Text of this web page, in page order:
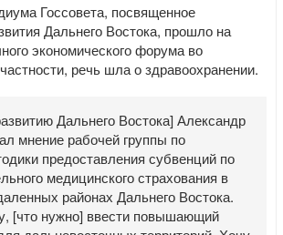
Госсовета, посвященное
Дальнего Востока, прошло на
экономического форума во
речь шла о здравоохранении.
Дальнего Востока] Александр
мнение рабочей группы по
предоставления субвенций по
медицинского страхования в
районах Дальнего Востока.
[что нужно] ввести повышающий